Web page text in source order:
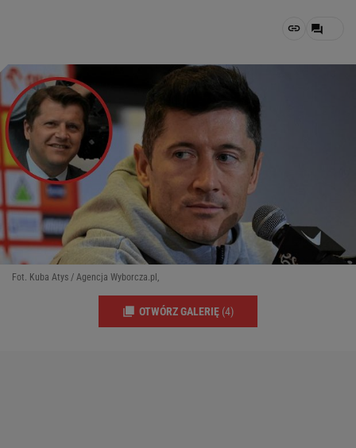
Fot. Kuba Atys / Agencja Wyborcza.pl,
OTWÓRZ GALERIĘ (4)